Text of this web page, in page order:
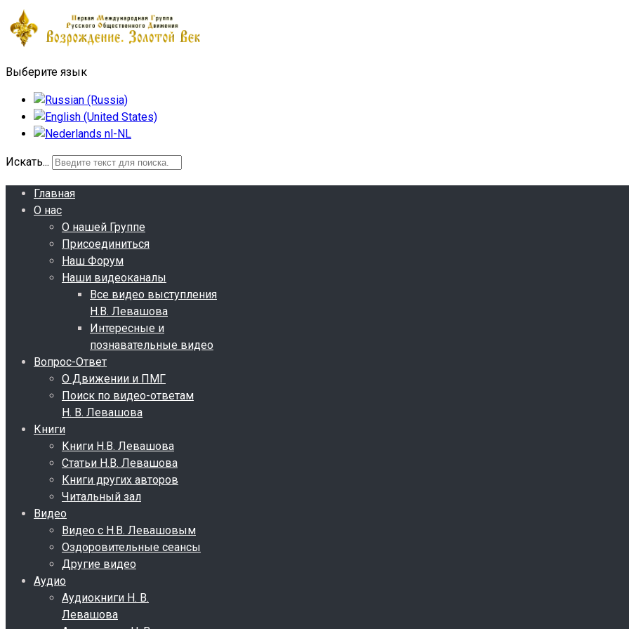
Выберите язык
Искать...
Главная
О нас
О нашей Группе
Присоединиться
Наш Форум
Наши видеоканалы
Все видео выступления
Н.В. Левашова
Интересные и
познавательные видео
Вопрос-Ответ
О Движении и ПМГ
Поиск по видео-ответам
Н. В. Левашова
Книги
Книги Н.В. Левашова
Статьи Н.В. Левашова
Книги других авторов
Читальный зал
Видео
Видео с Н.В. Левашовым
Оздоровительные сеансы
Другие видео
Аудио
Аудиокниги Н. В.
Левашова